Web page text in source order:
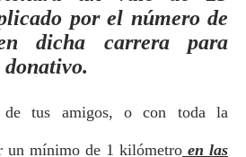
por el número de
dicha carrera para
de tus amigos, o con toda la
un mínimo de 1 kilómetro en las